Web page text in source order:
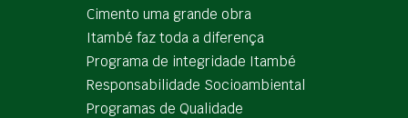
Cimento uma grande obra
Itambé faz toda a diferença
Programa de integridade Itambé
Responsabilidade Socioambiental
Programas de Qualidade